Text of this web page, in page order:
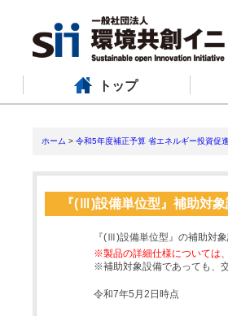
トップ
ホーム > 令和5年度補正予算 省エネルギー投資促
『(Ⅲ)設備単位型』補助対
『(Ⅲ)設備単位型』の補助対
※製品の詳細仕様については
※補助対象設備であっても、
令和7年5月2日時点